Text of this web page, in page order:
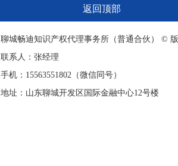
返回顶部
聊城畅迪知识产权代理事务所（普通合伙） ©
联系人：张经理
手机：15563551802（微信同号）
地址：山东聊城开发区国际金融中心12号楼